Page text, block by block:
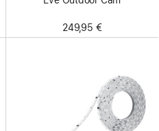
249,95 €